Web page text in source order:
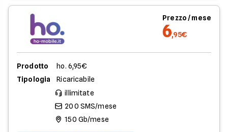
Prezzo / mese
6,95€
Prodotto
ho. 6,95€
Tipologia
Ricaricabile
illimitate
200 SMS/mese
150 Gb/mese